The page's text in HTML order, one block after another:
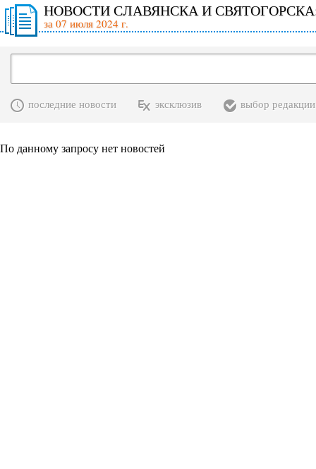
НОВОСТИ СЛАВЯНСКА И
за 07 июля 2024 г.
последние новости эксклюзив выбор редакции
По данному запросу нет новостей